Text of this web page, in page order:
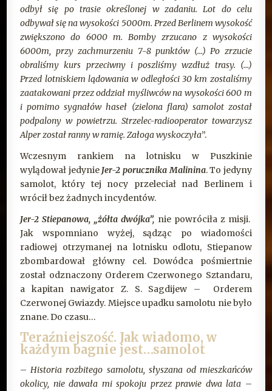
odbył się po trasie określonej w zadaniu. Lot do celu
odbywał się na wysokości 5000m. Przed Berlinem wysokość
zwiększono do 6000 m. Bomby zrzucano z wysokości
6000m, przy zachmurzeniu 7-8 punktów (…) Po zrzucie
obraliśmy kurs przeciwny i poszliśmy wzdłuż trasy. (…)
Przed lotniskiem lądowania w odległości 30 km zostaliśmy
zaatakowani przez oddział myśliwców na wysokości 600 m
i pomimo sygnałów haseł (zielona flara) samolot został
podpalony w powietrzu. Strzelec-radiooperator towarzysz
Alper został ranny w ramię. Załoga wyskoczyła”.
Wczesnym rankiem na lotnisku w Puszkinie
wylądował jedynie Jer-2 porucznika Malinina. To jedyny
samolot, który tej nocy przeleciał nad Berlinem i
wrócił bez żadnych incydentów.
Jer-2 Stiepanowa, „żółta dwójka”, nie powróciła z misji.
Jak wspomniano wyżej, sądząc po wiadomości
radiowej otrzymanej na lotnisku odlotu, Stiepanow
zbombardował główny cel. Dowódca pośmiertnie
został odznaczony Orderem Czerwonego Sztandaru,
a kapitan nawigator Z. S. Sagdijew – Orderem
Czerwonej Gwiazdy. Miejsce upadku samolotu nie było
znane. Do czasu…
Teraźniejszość. Jak wiadomo, w
każdym bagnie jest…samolot
–Historia rozbitego samolotu, słyszana od mieszkańców
okolicy, nie dawała mi spokoju przez prawie dwa lata –